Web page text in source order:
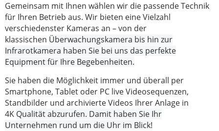
Gemeinsam mit Ihnen wählen wir die passende Technik
für Ihren Betrieb aus. Wir bieten eine Vielzahl
verschiedenster Kameras an – von der
klassischen Überwachungskamera bis hin zur
Infrarotkamera haben Sie bei uns das perfekte
Equipment für Ihre Begebenheiten.
Sie haben die Möglichkeit immer und überall per
Smartphone, Tablet oder PC live Videosequenzen,
Standbilder und archivierte Videos Ihrer Anlage in
4K Qualität abzurufen. Damit haben Sie Ihr
Unternehmen rund um die Uhr im Blick!